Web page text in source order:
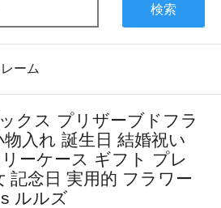
検索
ーム
クス プリザーブドフラ
入れ 誕生日 結婚祝い
ーケース ギフト プレ
記念日 実用的 フラワー
ルルズ